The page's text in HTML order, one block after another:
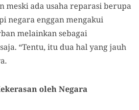
meski ada usaha reparasi berupa
negara enggan mengakui
melainkan sebagai
“Tentu, itu dua hal yang jauh
oleh Negara